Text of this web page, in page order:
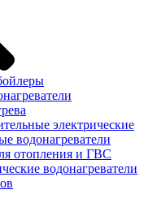
электрические
водонагреватели
отопления и ГВС
водонагреватели